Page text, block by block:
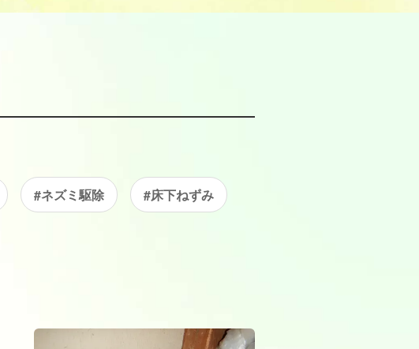
#ネズミ駆除 #床下ねずみ